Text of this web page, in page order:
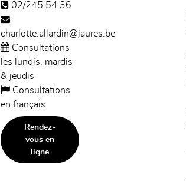
02/245.54.36
charlotte.allardin@jaures.be
Consultations
les lundis, mardis
& jeudis
Consultations
en français
Rendez-
vous en
ligne